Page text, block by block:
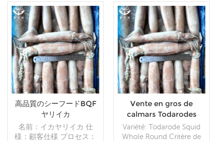
高品質のシーフードBQF
ヤリイカ
名前：イカヤリイカ 仕
様：顧客仕様 プロセス：
Vente en gros de
calmars Todarodes
Pacificus congelés
pour l'exportation
Variété: Todarode Squid
Whole Round Critère de